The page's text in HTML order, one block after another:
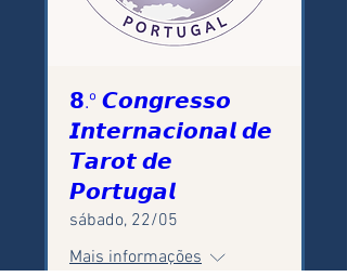
𝟴.º 𝘾𝙤𝙣𝙜𝙧𝙚𝙨𝙨𝙤
𝙄𝙣𝙩𝙚𝙧𝙣𝙖𝙘𝙞𝙤𝙣𝙖𝙡 𝙙𝙚
𝙏𝙖𝙧𝙤𝙩 𝙙𝙚
𝙋𝙤𝙧𝙩𝙪𝙜𝙖𝙡
sábado, 22/05
Mais informações